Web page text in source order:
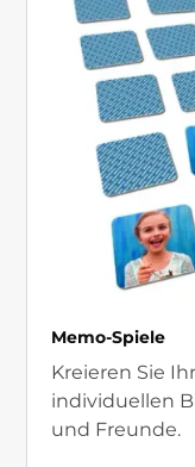
Memo-Spiele
Kreieren Sie
individuellen
und Freunde.